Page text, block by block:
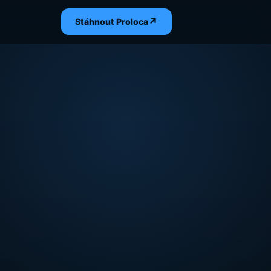
Stáhnout Proloca↗